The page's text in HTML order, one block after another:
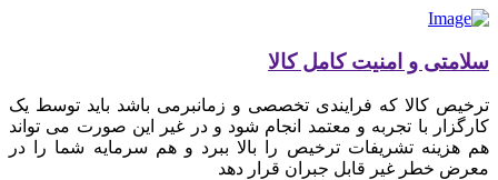
سلامتی و امنیت کامل کالا
ترخیص کالا که فرایندی تخصصی و زمانبرمی باشد باید توسط یک
کارگزار با تجربه و معتمد انجام شود و در غیر این صورت می تواند
هم هزینه تشریفات ترخیص را بالا ببرد و هم سرمایه شما را در
معرض خطر غیر قابل جبران قرار دهد